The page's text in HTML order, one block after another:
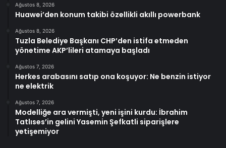
Ağustos 8, 2026
Huawei’den konum takibi özellikli akıllı powerbank
Ağustos 8, 2026
Tuzla Belediye Başkanı CHP’den istifa etmeden
yönetime AKP’lileri atamaya başladı
Ağustos 7, 2026
Herkes arabasını satıp ona koşuyor: Ne benzin istiyor
ne elektrik
Ağustos 7, 2026
Modelliğe ara vermişti, yeni işini kurdu: İbrahim
Tatlıses’in gelini Yasemin Şefkatli siparişlere
yetişemiyor